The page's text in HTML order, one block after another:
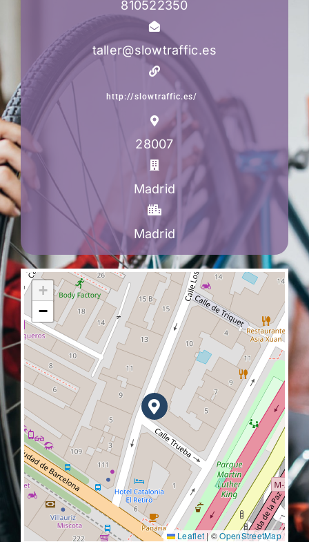
810522350
taller@slowtraffic.es
http://slowtraffic.es/
28007
Madrid
Madrid
+
−
Leaflet |©OpenStreetMap